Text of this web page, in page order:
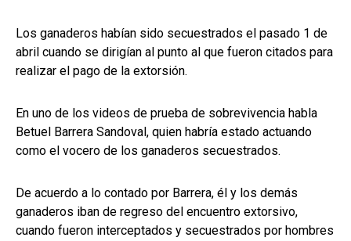
Los ganaderos habían sido secuestrados el pasado 1 de
abril cuando se dirigían al punto al que fueron citados para
realizar el pago de la extorsión.
En uno de los videos de prueba de sobrevivencia habla
Betuel Barrera Sandoval, quien habría estado actuando
como el vocero de los ganaderos secuestrados.
De acuerdo a lo contado por Barrera, él y los demás
ganaderos iban de regreso del encuentro extorsivo,
cuando fueron interceptados y secuestrados por hombres